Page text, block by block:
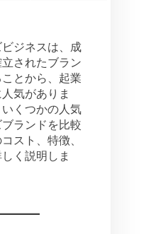
ジネスは、成
されたブラン
とから、起業
気がありま
くつかの人気
ランドを比較
スト、特徴、
く説明しま